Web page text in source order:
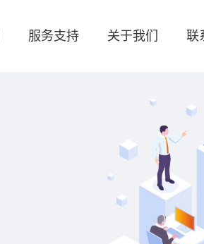
服务支持 关于我们 联